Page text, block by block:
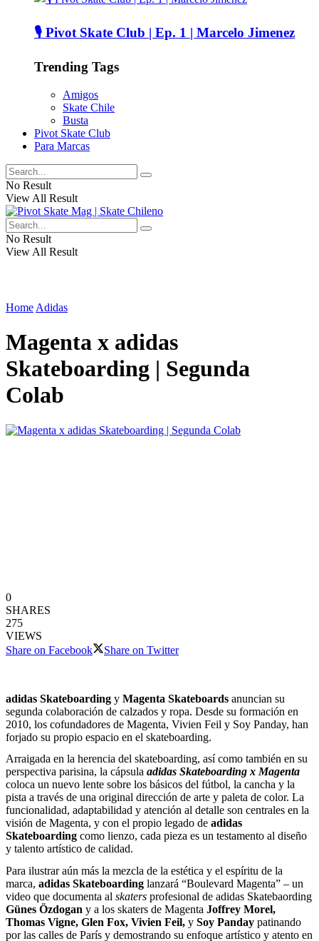
🎙️ Pivot Skate Club | Ep. 1 | Marcelo Jimenez
Trending Tags
Amigos
Skate Chile
Busta
Pivot Skate Club
Para Marcas
No Result
View All Result
No Result
View All Result
Home Adidas
Magenta x adidas
Skateboarding | Segunda
Colab
0
SHARES
275
VIEWS
Share on Facebook
Share on Twitter
adidas Skateboarding y Magenta Skateboards anuncian su
segunda colaboración de calzados y ropa. Desde su formación en
2010, los cofundadores de Magenta, Vivien Feil y Soy Panday, han
forjado su propio espacio en el skateboarding.
Arraigada en la herencia del skateboarding, así como también en su
perspectiva parisina, la cápsula adidas Skateboarding x Magenta
coloca un nuevo lente sobre los básicos del fútbol, la cancha y la
pista a través de una original dirección de arte y paleta de color. La
funcionalidad, adaptabilidad y atención al detalle son centrales en la
visión de Magenta, y con el propio legado de adidas
Skateboarding como lienzo, cada pieza es un testamento al diseño
y talento artístico de calidad.
Para ilustrar aún más la mezcla de la estética y el espíritu de la
marca, adidas Skateboarding lanzará “Boulevard Magenta” – un
video que documenta al skaters profesional de adidas Skatebaording
Günes Özdogan y a los skaters de Magenta Joffrey Morel,
Thomas Vigne, Glen Fox, Vivien Feil, y Soy Panday patinando
por las calles de París y demostrando su enfoque artístico y atento en